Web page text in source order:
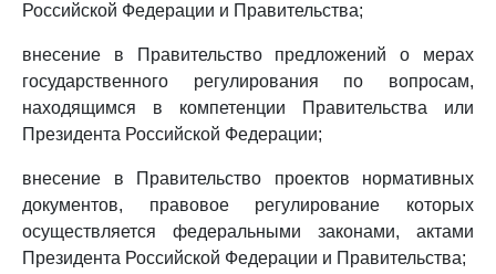
Российской Федерации и Правительства;
внесение в Правительство предложений о мерах
государственного регулирования по вопросам,
находящимся в компетенции Правительства или
Президента Российской Федерации;
внесение в Правительство проектов нормативных
документов, правовое регулирование которых
осуществляется федеральными законами, актами
Президента Российской Федерации и Правительства;